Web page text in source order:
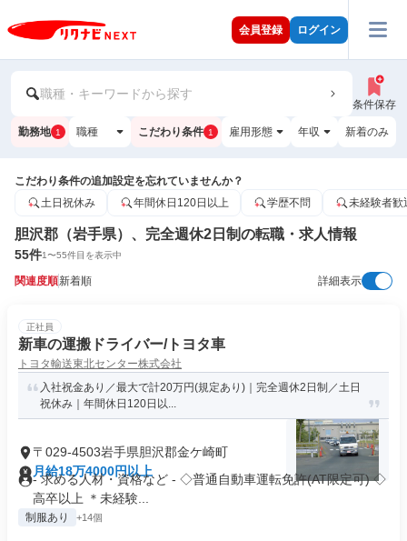
会員登録 ログイン
職種・キーワードから探す
条件保存
勤務地 1 職種 こだわり条件 1 雇用形態 年収 新着のみ
こだわり条件の追加設定を忘れていませんか？
土日祝休み
年間休日120日以上 学歴不問 未経験者歓
胆沢郡（岩手県）、完全週休2日制の転職・求人情報
55件1〜55件目を表示中
関連度順新着順 詳細表示
正社員
新車の運搬ドライバー/トヨタ車
トヨタ輸送東北センター株式会社
入社祝金あり／最大で計20万円(規定あり)｜完全週休2日制／土日
祝休み｜年間休日120日以...
〒029-4503岩手県胆沢郡金ケ崎町
月給18万4000円以上
- 求める人材・資格など - ◇普通自動車運転免許(AT限定可) ◇
高卒以上 ＊未経験...
制服あり +14個